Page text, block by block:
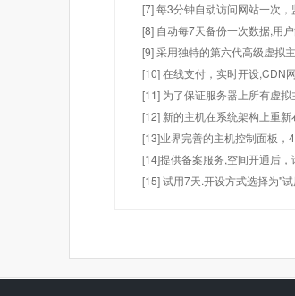
[7] 每3分钟自动访问网站一次，
[8] 自动每7天备份一次数据,用
[9] 采用独特的第六代高级虚拟
[10] 在线支付，实时开设,CDN
[11] 为了保证服务器上所有虚
[12] 新的主机在系统架构上重
[13]业界完善的主机控制面板，
[14]提供备案服务,空间开通后，
[15] 试用7天.开设方式选择为"试